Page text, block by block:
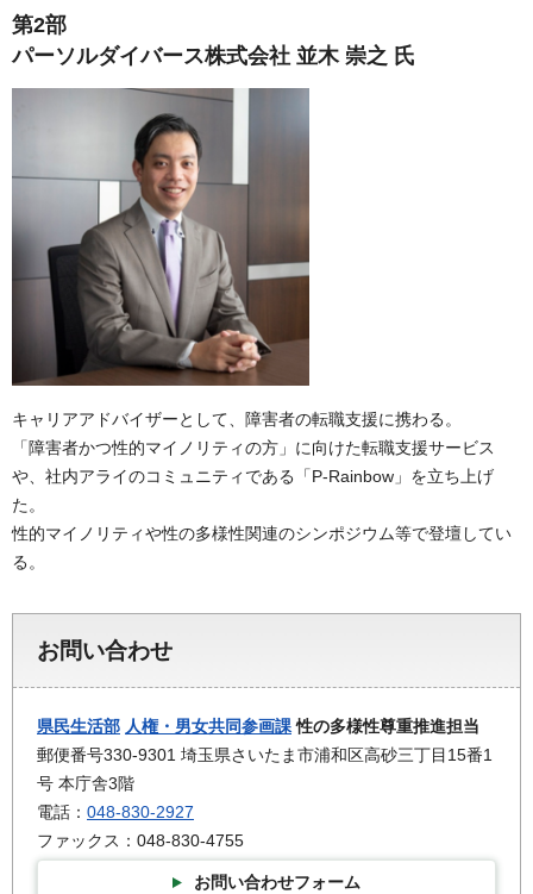
第2部
パーソルダイバース株式会社 並木 崇之 氏
キャリアアドバイザーとして、障害者の転職支援に携わる。
「障害者かつ性的マイノリティの方」に向けた転職支援サービス
や、社内アライのコミュニティである「P-Rainbow」を立ち上げ
た。
性的マイノリティや性の多様性関連のシンポジウム等で登壇してい
る。
お問い合わせ
県民生活部 人権・男女共同参画課性の多様性尊重推進担当
郵便番号330-9301 埼玉県さいたま市浦和区高砂三丁目15番1
号 本庁舎3階
電話： 048-830-2927
ファックス：048-830-4755
お問い合わせフォーム